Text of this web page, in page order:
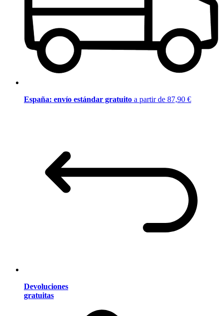
España: envío estándar gratuito a partir de 87,90 €
Devoluciones
gratuitas